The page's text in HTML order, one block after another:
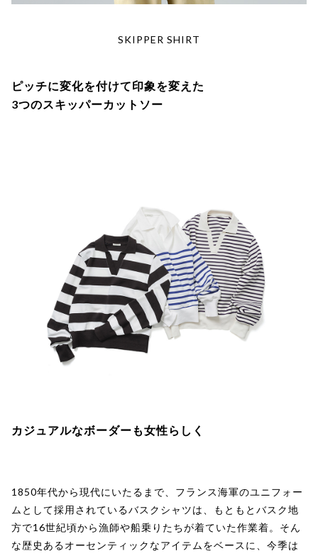
SKIPPER SHIRT
ピッチに変化を付けて印象を変えた
3つのスキッパーカットソー
カジュアルなボーダーも女性らしく
1850年代から現代にいたるまで、フランス海軍のユニフォー
ムとして採用されているバスクシャツは、もともとバスク地
方で16世紀頃から漁師や船乗りたちが着ていた作業着。そん
な歴史あるオーセンティックなアイテムをベースに、今季は